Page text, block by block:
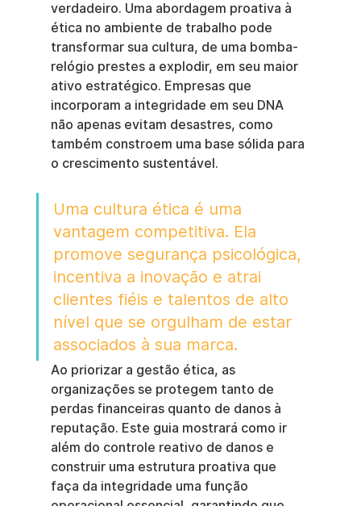
verdadeiro. Uma abordagem proativa à
ética no ambiente de trabalho pode
transformar sua cultura, de uma bomba-
relógio prestes a explodir, em seu maior
ativo estratégico. Empresas que
incorporam a integridade em seu DNA
não apenas evitam desastres, como
também constroem uma base sólida para
o crescimento sustentável.
Uma cultura ética é uma
vantagem competitiva. Ela
promove segurança psicológica,
incentiva a inovação e atrai
clientes fiéis e talentos de alto
nível que se orgulham de estar
associados à sua marca.
Ao priorizar a gestão ética, as
organizações se protegem tanto de
perdas financeiras quanto de danos à
reputação. Este guia mostrará como ir
além do controle reativo de danos e
construir uma estrutura proativa que
faça da integridade uma função